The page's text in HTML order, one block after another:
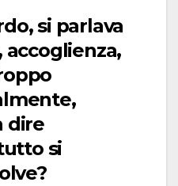
si parlava
dire
si